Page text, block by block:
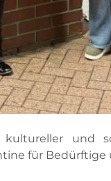
und
für